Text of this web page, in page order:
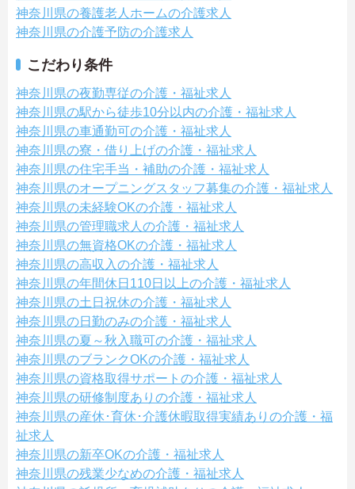
神奈川県の養護老人ホームの介護求人
神奈川県の介護予防の介護求人
こだわり条件
神奈川県の夜勤専従の介護・福祉求人
神奈川県の駅から徒歩10分以内の介護・福祉求人
神奈川県の車通勤可の介護・福祉求人
神奈川県の寮・借り上げの介護・福祉求人
神奈川県の住宅手当・補助の介護・福祉求人
神奈川県のオープニングスタッフ募集の介護・福祉求人
神奈川県の未経験OKの介護・福祉求人
神奈川県の管理職求人の介護・福祉求人
神奈川県の無資格OKの介護・福祉求人
神奈川県の高収入の介護・福祉求人
神奈川県の年間休日110日以上の介護・福祉求人
神奈川県の土日祝休の介護・福祉求人
神奈川県の日勤のみの介護・福祉求人
神奈川県の夏～秋入職可の介護・福祉求人
神奈川県のブランクOKの介護・福祉求人
神奈川県の資格取得サポートの介護・福祉求人
神奈川県の研修制度ありの介護・福祉求人
神奈川県の産休･育休･介護休暇取得実績ありの介護・福
祉求人
神奈川県の新卒OKの介護・福祉求人
神奈川県の残業少なめの介護・福祉求人